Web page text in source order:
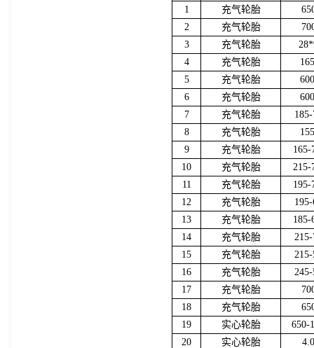
1 充气轮胎
2
充气轮胎
3
充气轮胎
4
充气轮胎
5
充气轮胎
6
充气轮胎
7
充气轮胎
8
充气轮胎
9
充气轮胎
165-
10
充气轮胎
215-
11
充气轮胎
195-
12
充气轮胎
13
充气轮胎
185-
14
充气轮胎
15
充气轮胎
16
充气轮胎
17
充气轮胎
18
充气轮胎
19
实心轮胎
650-
20
实心轮胎